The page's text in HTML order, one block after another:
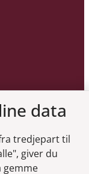
data
tredjepart til
giver du
gemme